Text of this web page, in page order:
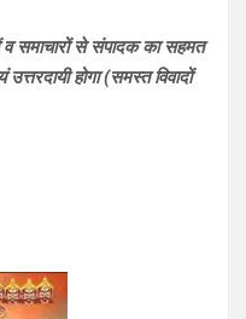
व समाचारों से संपादक का सहमत
होगा (समस्त विवादों